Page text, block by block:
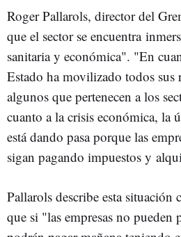
Roger Pallarols, director del
que el sector se encuentra
sanitaria y económica". "En
Estado ha movilizado todos sus
algunos que pertenecen a los
cuanto a la crisis económica, la
está dando pasa porque las
sigan pagando impuestos y
Pallarols describe esta situación
que si "las empresas no pueden